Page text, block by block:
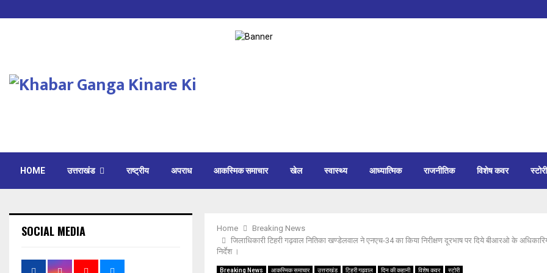
HOME उत्तराखंड राष्ट्रीय अपराध आकस्मिक समाचार खेल स्वास्थ्य आध्यात्मिक राजनीतिक विशेष कवर स्टोरी
Home
Breaking News
जिलाधिकारी टिहरी गढ़वाल नितिका खण्डेलवाल ने एनएच-34 का किया निरीक्षण दूरभाष पर दिये बीआरओ के
निर्देश ।
Breaking News आकस्मिक समाचार उत्तराखंड टिहरी गढ़वाल दिन की कहानी विशेष कवर स्टोरी
SOCIAL MEDIA